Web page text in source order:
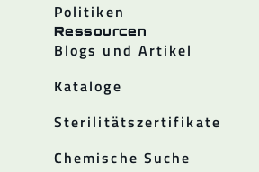
Politiken
Ressourcen
Blogs und Artikel
Kataloge
Sterilitätszertifikate
Chemische Suche